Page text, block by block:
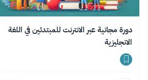
دورة مجانية عبر الانترنت للمبتدئين في اللغة
الانجليزية